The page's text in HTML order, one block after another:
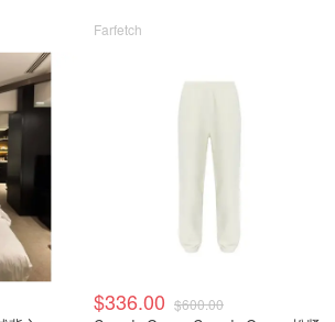
Farfetch
$336.00 $600.00